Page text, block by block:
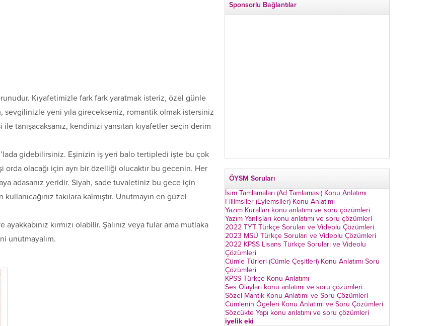
Kıyafetimizle fark fark yaratmak isteriz, özel günle
sevgilinizle yeni yıla girecekseniz, romantik olmak istersiniz
tanışacaksanız, kendinizi yansıtan kıyafetler seçin derim
gidebilirsiniz. Eşinizin iş yeri balo tertipledi işte bu çok
olacağı için ayrı bir özelliği olucaktır bu gecenin. Her
adasanız yeridir. Siyah, sade tuvaletiniz bu gece için
takılara kalmıştır. Unutmayın en güzel
kırmızı olabilir. Şalınız veya fular ama mutlaka
unutmayalım.
Sponsorlu Bağlantılar
ÖYSM Soruları
İsim Tamlamaları (Ad Tamlaması) Konu Anlatımı
Fiilimsiler (Eylemsiler) Konu Anlatımı
Yazım Kuralları konu anlatımı ve soru çözümleri
Yazım Yanlışları konu anlatımı ve soru çözümleri
2022 TYT Türkçe Soruları ve Videolu Çözümleri
2023 MSÜ Türkçe Soruları ve Videolu Çözümleri
2022 KPSS Lisans Türkçe Soruları ve Videolu
Çözümleri
Cümle Türleri (Cümle Çeşitleri) Konu Anlatımı Soru
Çözümleri
KPSS Türkçe Konu Anlatımı
Ses Olayları konu anlatımı ve soru çözümleri
Sözel Mantık Konu Anlatımı ve Soru Çözümleri
Cümlenin Ögeleri Konu Anlatımı ve Soru Çözümleri
Sözcükte Yapı konu anlatımı ve soru çözümleri
iyelik eki